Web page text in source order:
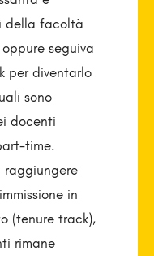
della facoltà
seguiva
per diventarlo
sono
docenti
time.
in
(tenure track),
rimane